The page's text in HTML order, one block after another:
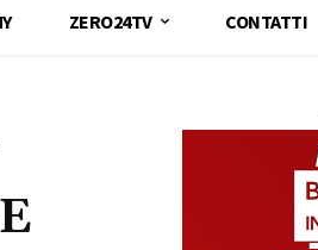
ZERO24TV CONTATTI